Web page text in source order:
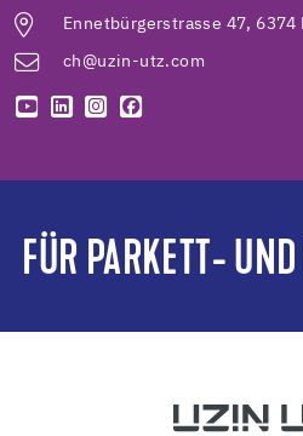
Ennetbürgerstrasse 47, 6374
ch@uzin-utz.com
FÜR PARKETT-